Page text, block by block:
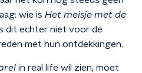
wie is Het meisje met de
dit echter niet voor de
met hun ontdekkingen.
in real life wil zien, moet